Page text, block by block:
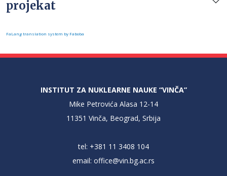
projekat
FaLang translation system by Faboba
INSTITUT ZA NUKLEARNE NAUKE “VINČA”
Mike Petrovića Alasa 12-14
11351 Vinča, Beograd, Srbija
tel: +381 11 3408 104
email: office@vin.bg.ac.rs